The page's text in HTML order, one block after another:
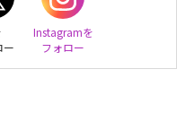
ー
Instagramを
フォロー